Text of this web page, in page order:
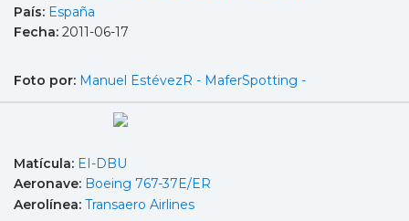
País: España
Fecha: 2011-06-17
Foto por: Manuel EstévezR - MaferSpotting -
Matícula: EI-DBU
Aeronave: Boeing 767-37E/ER
Aerolínea: Transaero Airlines